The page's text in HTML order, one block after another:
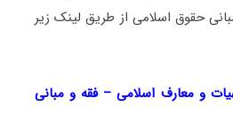
حقوق اسلامی از طریق لینک زیر
و معارف اسلامی – فقه و مبانی